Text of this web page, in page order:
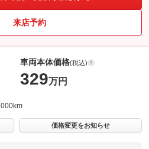
来店予約
車両本体価格(税込)
329万円
価格変更をお知らせ